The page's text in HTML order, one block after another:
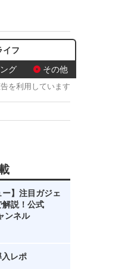
グ その他
イフ
を利用しています
ー】注目ガジェ
解説！公式
ンネル
レポ